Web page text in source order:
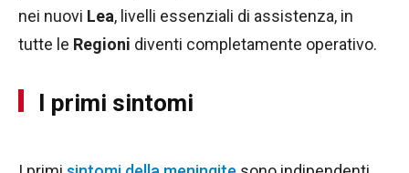
nei nuovi Lea, livelli essenziali di assistenza, in
tutte le Regioni diventi completamente operativo.
I primi sintomi